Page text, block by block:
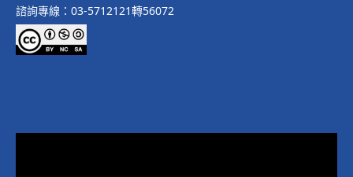
諮詢專線：03-5712121轉56072